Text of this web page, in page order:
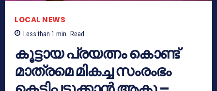
LOCAL NEWS
Less than 1 min. Read
കൂട്ടായ പ്രയത്നം കൊണ്ട്
മാത്രമെ മികച്ച സംരംഭം